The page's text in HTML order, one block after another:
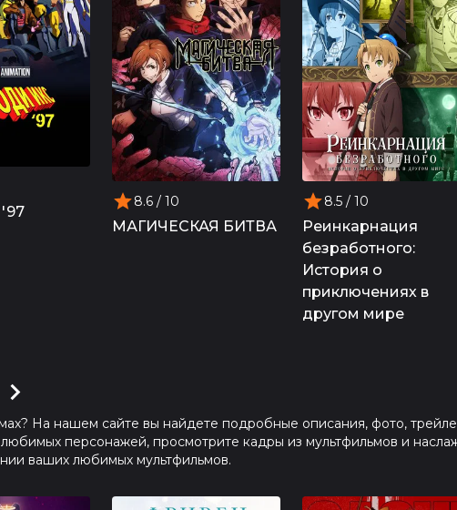
8.6/ 10
МАГИЧЕСКАЯ БИТВА
8.5/ 10
Реинкарнация
безработного:
История о
приключениях в
другом мире
На нашем сайте вы найдете подробные описания, фото,
персонажей, просмотрите кадры из мультфильмов и
ваших любимых мультфильмов.